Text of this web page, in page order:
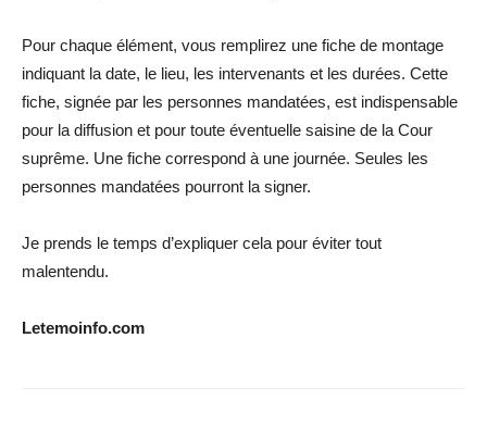
Pour chaque élément, vous remplirez une fiche de montage
indiquant la date, le lieu, les intervenants et les durées. Cette
fiche, signée par les personnes mandatées, est indispensable
pour la diffusion et pour toute éventuelle saisine de la Cour
suprême. Une fiche correspond à une journée. Seules les
personnes mandatées pourront la signer.
Je prends le temps d’expliquer cela pour éviter tout
malentendu.
Letemoinfo.com